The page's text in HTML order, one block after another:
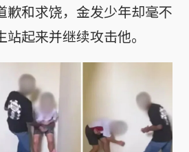
歉和求饶，金发少年却毫不
起来并继续攻击他。